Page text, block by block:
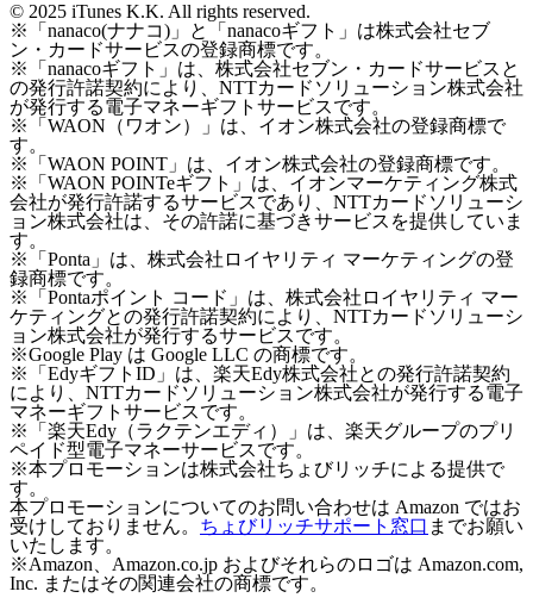
© 2025 iTunes K.K. All rights reserved.
※「nanaco(ナナコ)」と「nanacoギフト」は株式会社セブ
ン・カードサービスの登録商標です。
※「nanacoギフト」は、株式会社セブン・カードサービスと
の発行許諾契約により、NTTカードソリューション株式会社
が発行する電子マネーギフトサービスです。
※「WAON（ワオン）」は、イオン株式会社の登録商標で
す。
※「WAON POINT」は、イオン株式会社の登録商標です。
※「WAON POINTeギフト」は、イオンマーケティング株式
会社が発行許諾するサービスであり、NTTカードソリューシ
ョン株式会社は、その許諾に基づきサービスを提供していま
す。
※「Ponta」は、株式会社ロイヤリティ マーケティングの登
録商標です。
※「Pontaポイント コード」は、株式会社ロイヤリティ マー
ケティングとの発行許諾契約により、NTTカードソリューシ
ョン株式会社が発行するサービスです。
※Google Play は Google LLC の商標です。
※「EdyギフトID」は、楽天Edy株式会社との発行許諾契約
により、NTTカードソリューション株式会社が発行する電子
マネーギフトサービスです。
※「楽天Edy（ラクテンエディ）」は、楽天グループのプリ
ペイド型電子マネーサービスです。
※本プロモーションは株式会社ちょびリッチによる提供で
す。
本プロモーションについてのお問い合わせは Amazon ではお
受けしておりません。 ちょびリッチサポート窓口 までお願い
いたします。
※Amazon、Amazon.co.jp およびそれらのロゴは Amazon.com,
Inc. またはその関連会社の商標です。